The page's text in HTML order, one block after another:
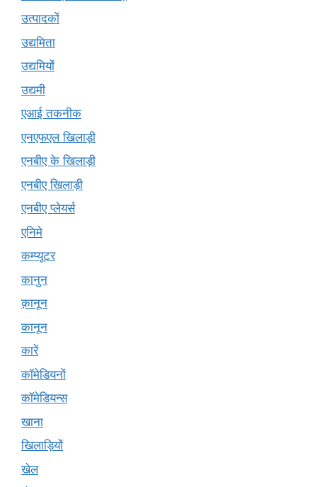
उत्पादकों
उद्यमिता
उद्यमियों
उद्यमी
एआई तकनीक
एनएफएल खिलाड़ी
एनबीए के खिलाड़ी
एनबीए खिलाड़ी
एनबीए प्लेयर्स
एनिमे
कम्प्यूटर
कानुन
क़ानून
कानून
कारें
कॉमेडियनों
कॉमेडियन्स
खाना
खिलाड़ियों
खेल